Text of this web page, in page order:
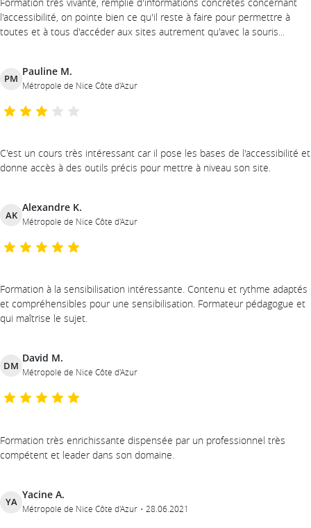
l'accessibilité, on pointe bien ce qu'il reste à faire pour permettre à
toutes et à tous d'accéder aux sites autrement qu'avec la souris...
PM
Pauline M.
Métropole de Nice Côte d'Azur
C'est un cours très intéressant car il pose les bases de l'accessibilité et
donne accès à des outils précis pour mettre à niveau son site.
AK
Alexandre K.
Métropole de Nice Côte d'Azur
Formation à la sensibilisation intéressante. Contenu et rythme adaptés
et compréhensibles pour une sensibilisation. Formateur pédagogue et
qui maîtrise le sujet.
DM
David M.
Métropole de Nice Côte d'Azur
Formation très enrichissante dispensée par un professionnel très
compétent et leader dans son domaine.
YA
Yacine A.
Métropole de Nice Côte d'Azur 28.06.2021